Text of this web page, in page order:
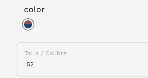
color
Talla / Calibre